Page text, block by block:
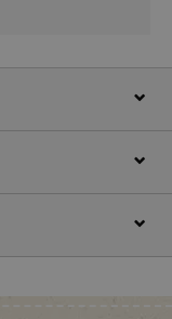
www.agatinsvijet.hr
www.agatinsvijet.hr